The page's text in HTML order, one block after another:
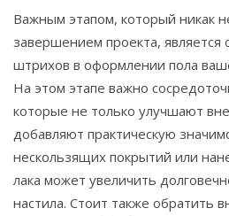
Важным этапом, который никак
завершением проекта,
штрихов в оформлении пола
На этом этапе важно
которые не только улучшают
добавляют практическую
нескользящих покрытий или
лака может увеличить
настила. Стоит также обратить